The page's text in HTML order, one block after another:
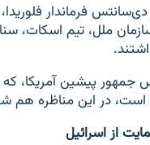
فرماندار
ملل، تیم اسکات،
جمهور پیشین آمریکا،
در این مناظره هم
از اسرائیل